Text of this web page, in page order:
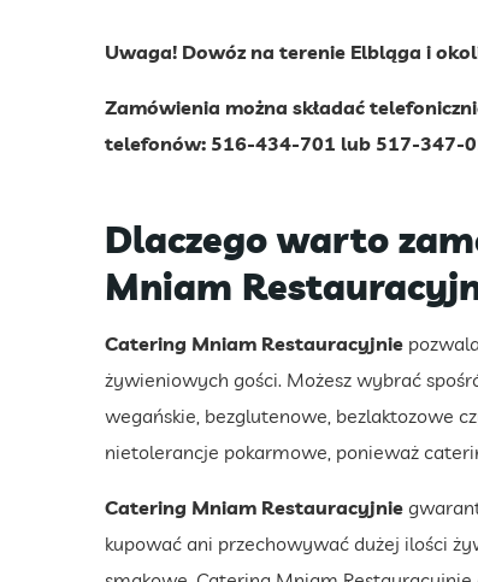
Uwaga! Dowóz na terenie Elbląga i
Zamówienia można składać
telefonów: 516-434-701 lub 517-347-
Dlaczego warto
Mniam
Catering Mniam Restauracyjnie
żywieniowych gości. Możesz wybrać
wegańskie, bezglutenowe, bezlaktozowe
nietolerancje pokarmowe, ponieważ
Catering Mniam Restauracyjnie
kupować ani przechowywać dużej ilości